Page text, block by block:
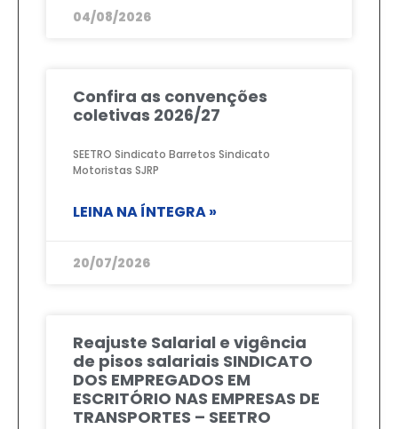
04/08/2026
Confira as convenções
coletivas 2026/27
SEETRO Sindicato Barretos Sindicato
Motoristas SJRP
LEINA NA ÍNTEGRA »
20/07/2026
Reajuste Salarial e vigência
de pisos salariais SINDICATO
DOS EMPREGADOS EM
ESCRITÓRIO NAS EMPRESAS DE
TRANSPORTES – SEETRO